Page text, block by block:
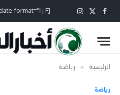
فيسبوك
X
(Twitter)
الانستغرام [current_date format="l j F"]
الرئيسية » رياضة
رياضة